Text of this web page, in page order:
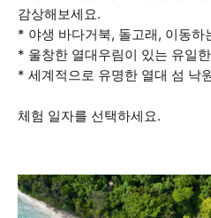
감상해보세요.
* 야생 바다거북, 돌고래, 이동하
* 울창한 열대우림이 있는 유일
* 세계적으로 유명한 열대 섬 낙
체험 일자를 선택하세요.